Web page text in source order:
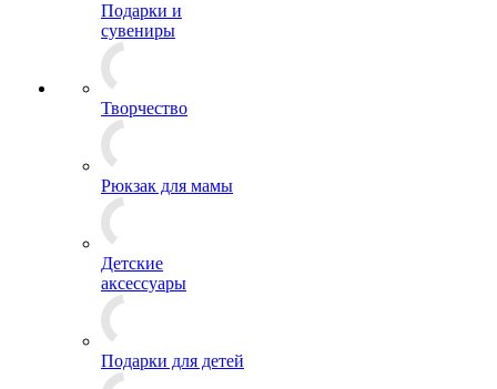
Подарки и
сувениры
Творчество
Рюкзак для мамы
Детские
аксессуары
Подарки для детей